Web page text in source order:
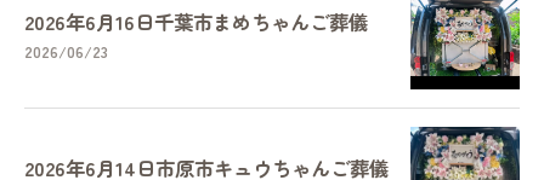
2026年6月16日千葉市まめちゃんご葬儀
2026/06/23
2026年6月14日市原市キュウちゃんご葬儀